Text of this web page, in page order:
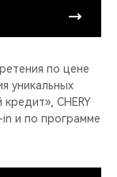
по цене
уникальных
CHERY
и по программе